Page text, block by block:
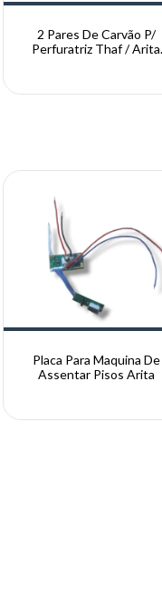
2 Pares De Carvão P/
Perfuratriz Thaf / Arita
Placa Para Maquina De
Assentar Pisos Arita